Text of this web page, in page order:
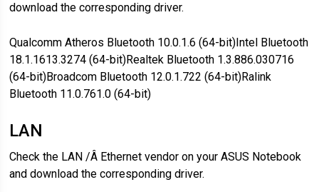
download the corresponding driver.
Qualcomm Atheros Bluetooth 10.0.1.6 (64-bit)Intel Bluetooth
18.1.1613.3274 (64-bit)Realtek Bluetooth 1.3.886.030716
(64-bit)Broadcom Bluetooth 12.0.1.722 (64-bit)Ralink
Bluetooth 11.0.761.0 (64-bit)
LAN
Check the LAN /Â Ethernet vendor on your ASUS Notebook
and download the corresponding driver.